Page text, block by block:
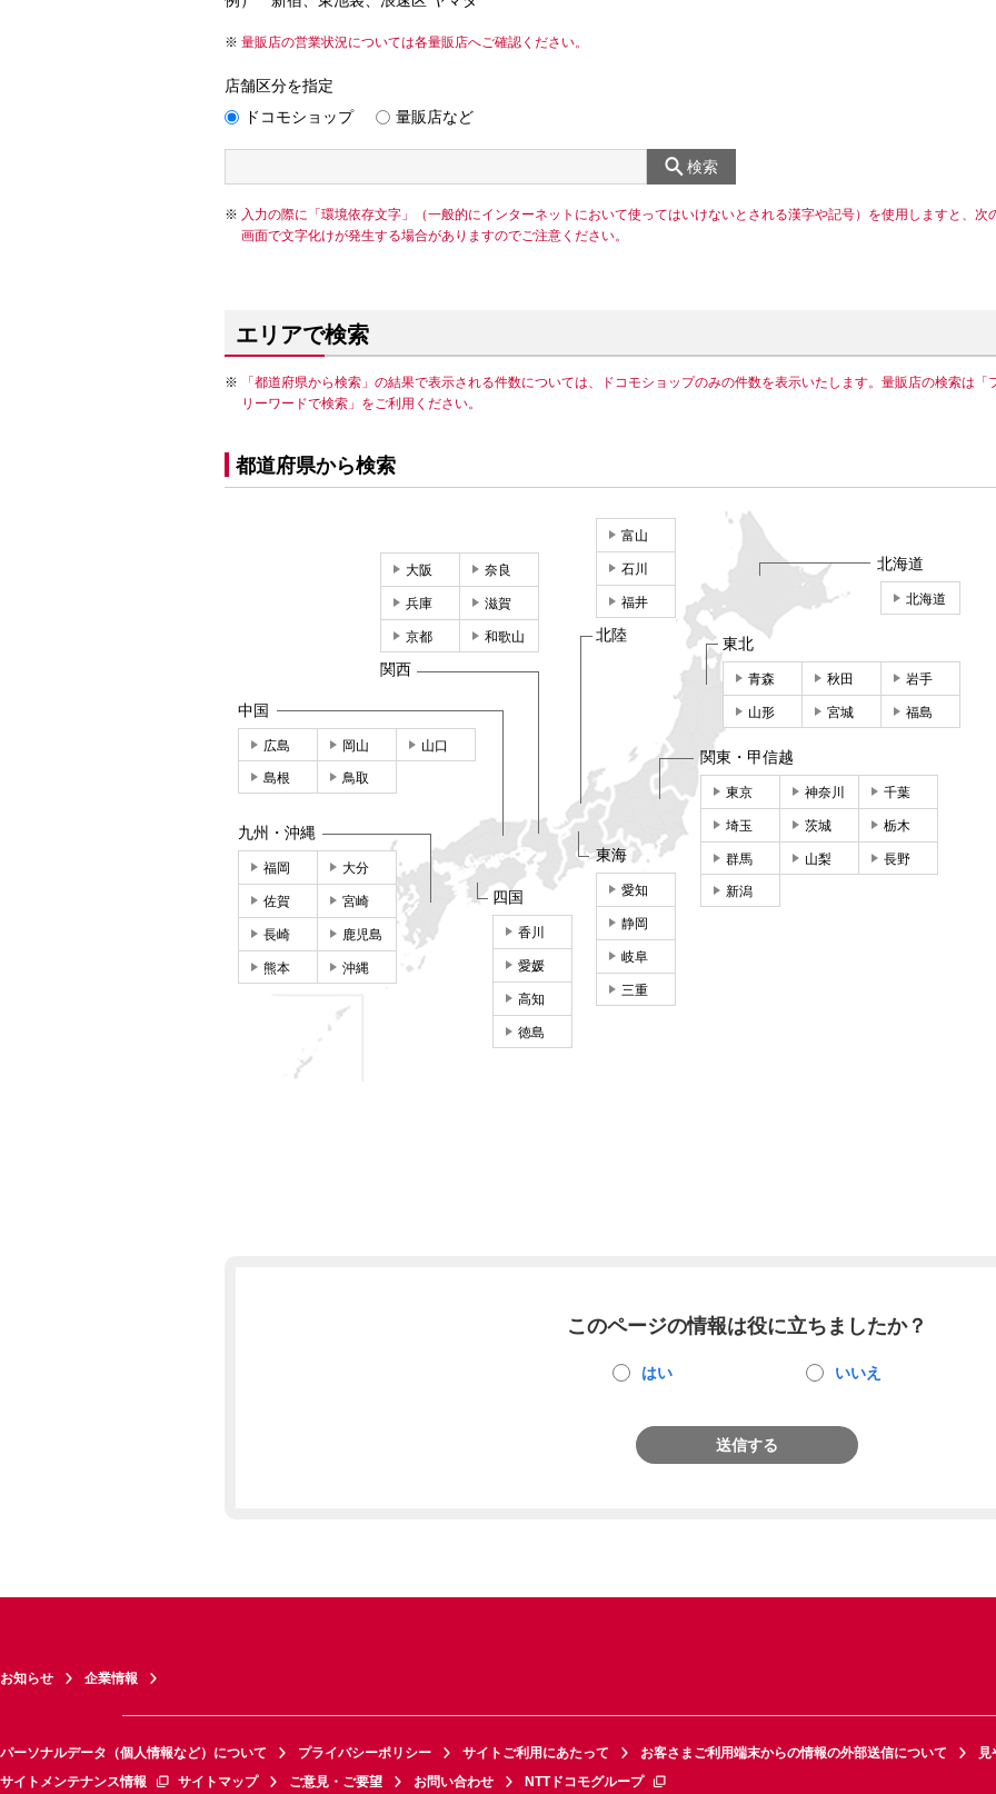
量販店の営業状況については各量販店へご確認ください。
店舗区分を指定
ドコモショップ
量販店など
検索
入力の際に「環境依存文字」（一般的にインターネットにおいて使ってはいけないとされる漢字や記号）を使用しますと、次
画面で文字化けが発生する場合がありますのでご注意ください。
エリアで検索
「都道府県から検索」の結果で表示される件数については、ドコモショップのみの件数を表示いたします。量販店の検索は「
リーワードで検索」をご利用ください。
都道府県から検索
北海道
北海道
東北
青森 秋田 岩手
山形 宮城 福島
関東・甲信越
東京 神奈川 千葉
埼玉 茨城 栃木
群馬 山梨 長野
新潟
東海
愛知
静岡
岐阜
三重
富山
石川
福井
北陸
大阪 奈良
兵庫 滋賀
京都 和歌山
関西
中国
広島 岡山 山口
島根 鳥取
四国
香川
愛媛
高知
徳島
九州・沖縄
福岡 大分
佐賀 宮崎
長崎 鹿児島
熊本 沖縄
このページの情報は役に立ちましたか？
はい いいえ
送信する
お知らせ 企業情報
パーソナルデータ（個人情報など）について プライバシーポリシー サイトご利用にあたって お客さまご利用端末からの情報の外部送信について
見
サイトメンテナンス情報
サイトマップ ご意見・ご要望 お問い合わせ NTTドコモグループ